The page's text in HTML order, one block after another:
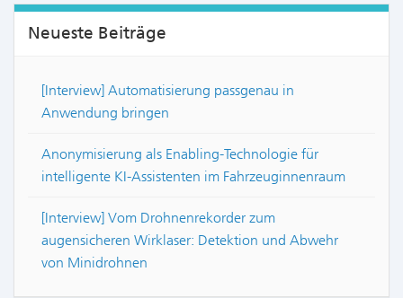
Neueste Beiträge
[Interview] Automatisierung passgenau in
Anwendung bringen
Anonymisierung als Enabling-Technologie für
intelligente KI-Assistenten im Fahrzeuginnenraum
[Interview] Vom Drohnenrekorder zum
augensicheren Wirklaser: Detektion und Abwehr
von Minidrohnen